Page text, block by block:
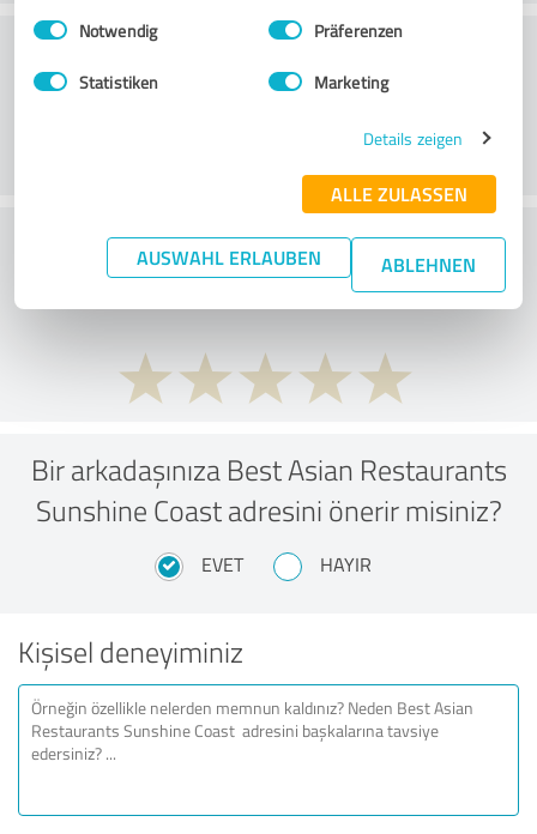
Impressum Datenschutzbestimmungen
Einwilligungsauswahl
Notwendig Präferenzen
Statistiken Marketing
Details zeigen
ALLE ZULASSEN
AUSWAHL ERLAUBEN ABLEHNEN
Konum
Fiyat/performans oranı hakkında ne
düşünüyorsunuz?
Bir arkadaşınıza Best Asian Restaurants
Sunshine Coast adresini önerir misiniz?
EVET HAYIR
Kişisel deneyiminiz